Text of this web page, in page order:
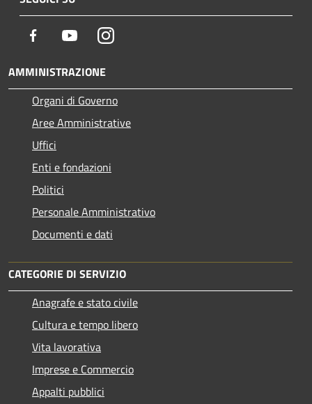
Facebook YoutubeInstagram
AMMINISTRAZIONE
Organi di Governo
Aree Amministrative
Uffici
Enti e fondazioni
Politici
Personale Amministrativo
Documenti e dati
CATEGORIE DI SERVIZIO
Anagrafe e stato civile
Cultura e tempo libero
Vita lavorativa
Imprese e Commercio
Appalti pubblici